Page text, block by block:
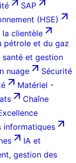
SAP
(HSE)
la clientèle
pétrole et du gaz
santé et gestion
nuage
Sécurité
Matériel -
Chaîne
informatiques
IA et
gestion des